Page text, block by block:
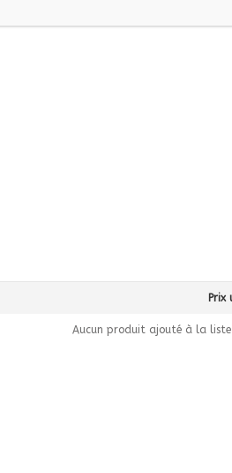
Prix
Aucun produit ajouté à la liste